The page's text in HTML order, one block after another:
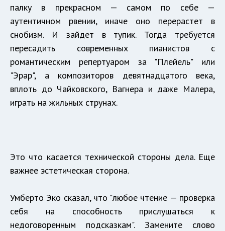
палку в прекрасном — самом по себе —
аутентичном рвении, иначе оно перерастет в
снобизм. И зайдет в тупик. Тогда требуется
пересадить современных пианистов с
романтическим репертуаром за "Плейель" или
"Эрар", а композиторов девятнадцатого века,
вплоть до Чайковского, Вагнера и даже Малера,
играть на жильных струнах.
Это что касается технической стороны дела. Еще
важнее эстетическая сторона.
Умберто Эко сказал, что "любое чтение — проверка
себя на способность прислушаться к
недоговоренным подсказкам". Замените слово